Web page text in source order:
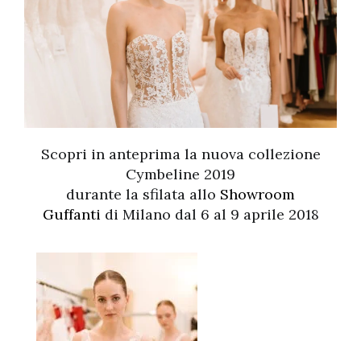
Scopri in anteprima la nuova collezione
Cymbeline 2019
durante la sfilata allo Showroom
Guffanti di Milano dal 6 al 9 aprile 2018